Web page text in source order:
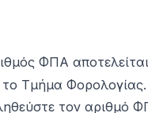
ΦΠΑ
το Τμήμα
τον αριθμό